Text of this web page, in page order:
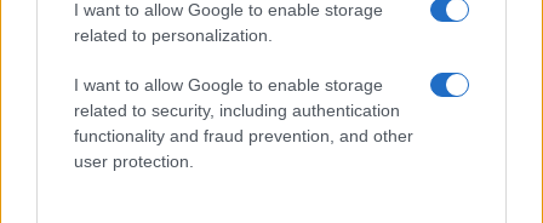
I want to allow Google to enable storage
related to personalization.
I want to allow Google to enable storage
related to security, including authentication
functionality and fraud prevention, and other
user protection.